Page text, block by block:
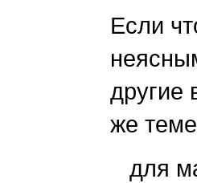
Если
другие
же
для